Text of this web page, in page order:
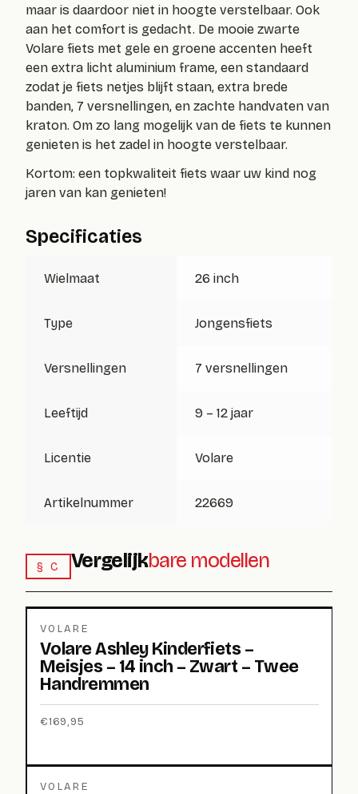
maar is daardoor niet in hoogte verstelbaar. Ook
aan het comfort is gedacht. De mooie zwarte
Volare fiets met gele en groene accenten heeft
een extra licht aluminium frame, een standaard
zodat je fiets netjes blijft staan, extra brede
banden, 7 versnellingen, en zachte handvaten van
kraton. Om zo lang mogelijk van de fiets te kunnen
genieten is het zadel in hoogte verstelbaar.
Kortom: een topkwaliteit fiets waar uw kind nog
jaren van kan genieten!
Specificaties
Wielmaat 26 inch
Type Jongensfiets
Versnellingen 7 versnellingen
Leeftijd 9 – 12 jaar
Licentie Volare
Artikelnummer 22669
§ C Vergelijkbare modellen
VOLARE
Volare Ashley Kinderfiets –
Meisjes – 14 inch – Zwart – Twee
Handremmen
€169,95
VOLARE